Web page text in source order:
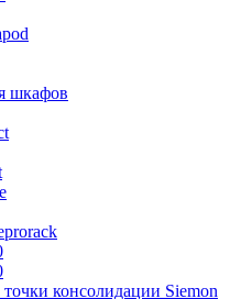
шкафов
консолидации Siemon